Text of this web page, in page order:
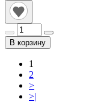
В корзину
1
2
>
>|